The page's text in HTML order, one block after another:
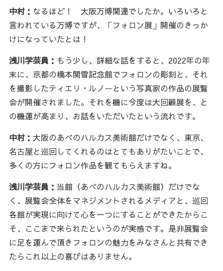
中村： なるほど！ 大阪万博関連でしたか。いろいろと
言われている万博ですが、「フォロン展」開催のきっか
けになっていたとは！
浅川学芸員： もう少し、詳細な話をすると、2022年の年
末に、京都の橋本関雪記念館でフォロンの彫刻と、それ
を撮影したティエリ・ルノーという写真家の作品の展覧
会が開催されました。それを機に今度は大回顧展を、と
の機運が高まり、お話をいただいたという流れです。
中村： 大阪のあべのハルカス美術館だけでなく、東京、
名古屋と巡回してくれるのはとてもありがたいことで、
多くの方にフォロン作品を観てもらえますね。
浅川学芸員： 当館（あべのハルカス美術館）だけでな
く、展覧会全体をマネジメントされるメディアと、巡回
各館が実現に向けて心を一つにすることができたからこ
そ、ここまで来られたというのが実感です。是非展覧会
に足を運んで頂きフォロンの魅力をみなさんと共有でき
たらこれ以上の喜びはありません。